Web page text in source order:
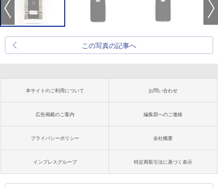
この写真の記事へ
本サイトのご利用について お問い合わせ
広告掲載のご案内 編集部へのご連絡
プライバシーポリシー 会社概要
インプレスグループ 特定商取引法に基づく表示